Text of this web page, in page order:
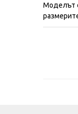
Моделът